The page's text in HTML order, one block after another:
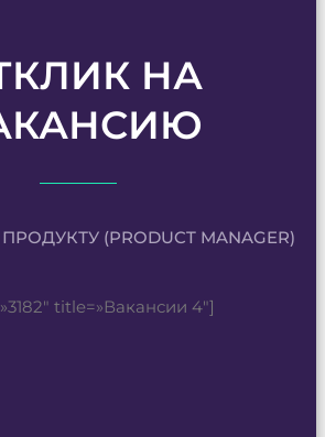
НА
(PRODUCT MANAGER)
title=»Вакансии 4″]